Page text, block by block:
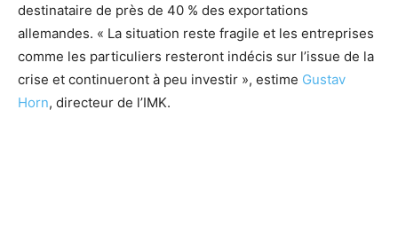
destinataire de près de 40 % des exportations
allemandes. « La situation reste fragile et les entreprises
comme les particuliers resteront indécis sur l’issue de la
crise et continueront à peu investir », estime Gustav
Horn, directeur de l’IMK.